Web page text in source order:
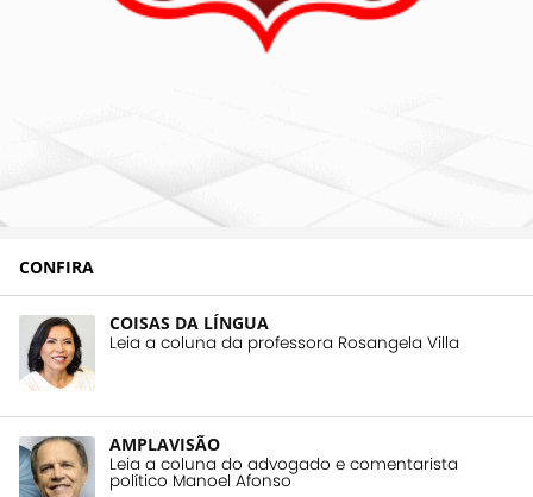
CONFIRA
COISAS DA LÍNGUA
Leia a coluna da professora Rosangela Villa
AMPLAVISÃO
Leia a coluna do advogado e comentarista
político Manoel Afonso